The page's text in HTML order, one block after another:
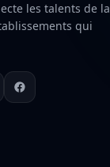
les talents de la
qui